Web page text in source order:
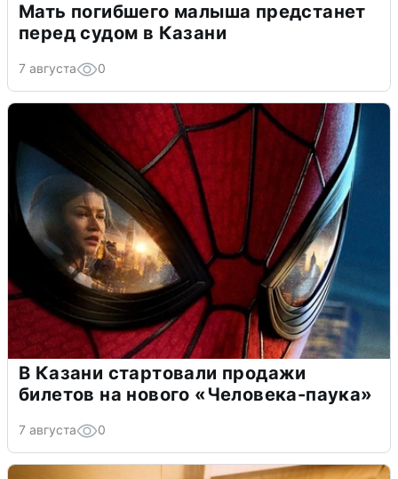
Мать погибшего малыша предстанет
перед судом в Казани
7 августа 0
В Казани стартовали продажи
билетов на нового «Человека-паука»
7 августа 0